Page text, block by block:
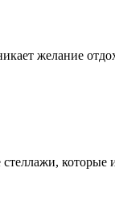
желание
которые